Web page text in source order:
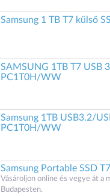
Samsung 1 TB T7 külső
SAMSUNG 1TB T7 USB
PC1T0H/WW
Samsung 1TB USB3.2/
PC1T0H/WW
Samsung Portable SSD
Vásároljon online és vegye át a
Budapesten.